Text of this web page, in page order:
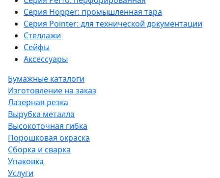
Серия Hopper: промышленная тара
Серия Pointer: для технической документации
Стеллажи
Сейфы
Аксессуары
Бумажные каталоги
Изготовление на заказ
Лазерная резка
Вырубка металла
Высокоточная гибка
Порошковая окраска
Сборка и сварка
Упаковка
Услуги